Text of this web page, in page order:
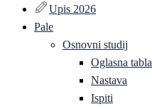
Upis 2026
Pale
Osnovni studij
Oglasna tabla
Nastava
Ispiti